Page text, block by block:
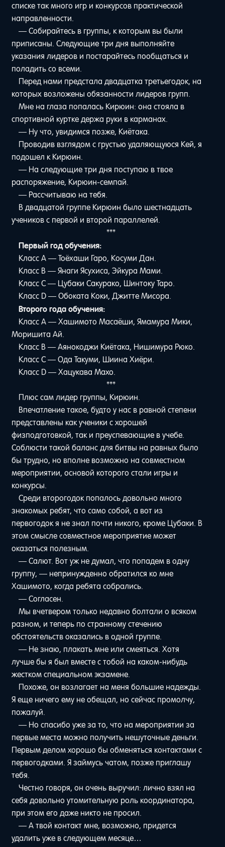
списке так много игр и конкурсов практической
направленности.
— Собирайтесь в группы, к которым вы были
приписаны. Следующие три дня выполняйте
указания лидеров и постарайтесь пообщаться и
поладить со всеми.
Перед нами предстала двадцатка третьегодок, на
которых возложены обязанности лидеров групп.
Мне на глаза попалась Кирюин: она стояла в
спортивной куртке держа руки в карманах.
— Ну что, увидимся позже, Киётака.
Проводив взглядом с грустью удаляющуюся Кей, я
подошел к Кирюин.
— На следующие три дня поступаю в твое
распоряжение, Кирюин-семпай.
— Рассчитываю на тебя.
В двадцатой группе Кирюин было шестнадцать
учеников с первой и второй параллелей.
***
Первый год обучения:
Класс A — Тоёхаши Гаро, Косуми Дан.
Класс B — Янаги Ясухиса, Эйкура Мами.
Класс C — Цубаки Сакурако, Шинтоку Таро.
Класс D — Обоката Коки, Джитте Мисора.
Второго года обучения:
Класс A — Хашимото Масаёши, Ямамура Мики,
Моришита Ай.
Класс B — Аянокоджи Киётака, Нишимура Рюко.
Класс C — Ода Такуми, Шиина Хиёри.
Класс D — Хацукава Махо.
***
Плюс сам лидер группы, Кирюин.
Впечатление такое, будто у нас в равной степени
представлены как ученики с хорошей
физподготовкой, так и преуспевающие в учебе.
Соблюсти такой баланс для битвы на равных было
бы трудно, но вполне возможно на совместном
мероприятии, основой которого стали игры и
конкурсы.
Среди второгодок попалось довольно много
знакомых ребят, что само собой, а вот из
первогодок я не знал почти никого, кроме Цубаки. В
этом смысле совместное мероприятие может
оказаться полезным.
— Салют. Вот уж не думал, что попадем в одну
группу, — непринужденно обратился ко мне
Хашимото, когда ребята собрались.
— Согласен.
Мы вчетвером только недавно болтали о всяком
разном, и теперь по странному стечению
обстоятельств оказались в одной группе.
— Не знаю, плакать мне или смеяться. Хотя
лучше бы я был вместе с тобой на каком-нибудь
жестком специальном экзамене.
Похоже, он возлагает на меня большие надежды.
Я еще ничего ему не обещал, но сейчас промолчу,
пожалуй.
— Но спасибо уже за то, что на мероприятии за
первые места можно получить нешуточные деньги.
Первым делом хорошо бы обменяться контактами с
первогодками. Я займусь чатом, позже приглашу
тебя.
Честно говоря, он очень выручил: лично взял на
себя довольно утомительную роль координатора,
при этом его даже никто не просил.
— А твой контакт мне, возможно, придется
удалить уже в следующем месяце…